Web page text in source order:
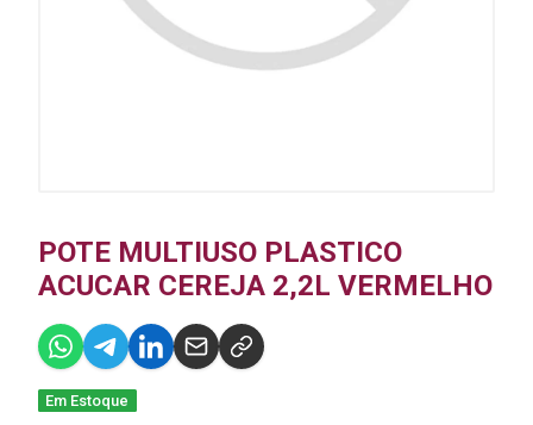
POTE MULTIUSO PLASTICO
ACUCAR CEREJA 2,2L VERMELHO
Em Estoque